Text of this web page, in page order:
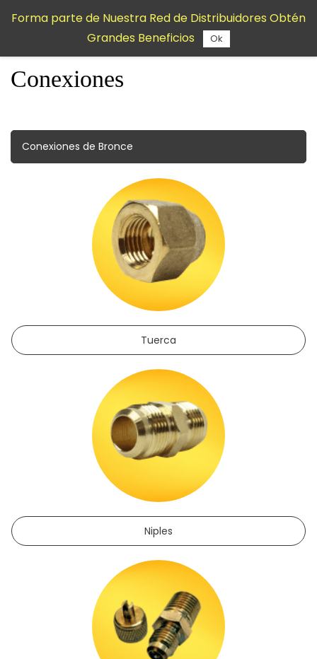
contenido
Conexiones
Conexiones de Bronce
Tuerca
Niples
Forma parte de Nuestra Red de Distribuidores Obtén
Grandes Beneficios
Ok